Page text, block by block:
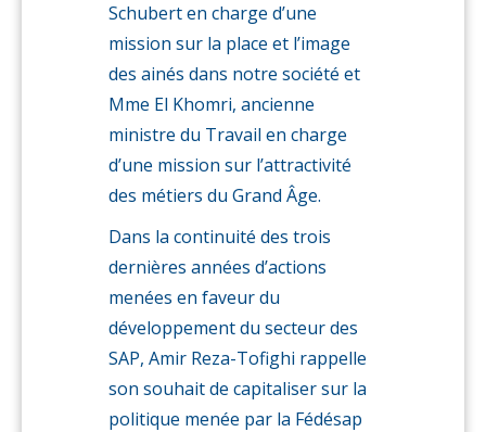
Schubert en charge d’une
mission sur la place et l’image
des ainés dans notre société et
Mme El Khomri, ancienne
ministre du Travail en charge
d’une mission sur l’attractivité
des métiers du Grand Âge.
Dans la continuité des trois
dernières années d’actions
menées en faveur du
développement du secteur des
SAP, Amir Reza-Tofighi rappelle
son souhait de capitaliser sur la
politique menée par la Fédésap